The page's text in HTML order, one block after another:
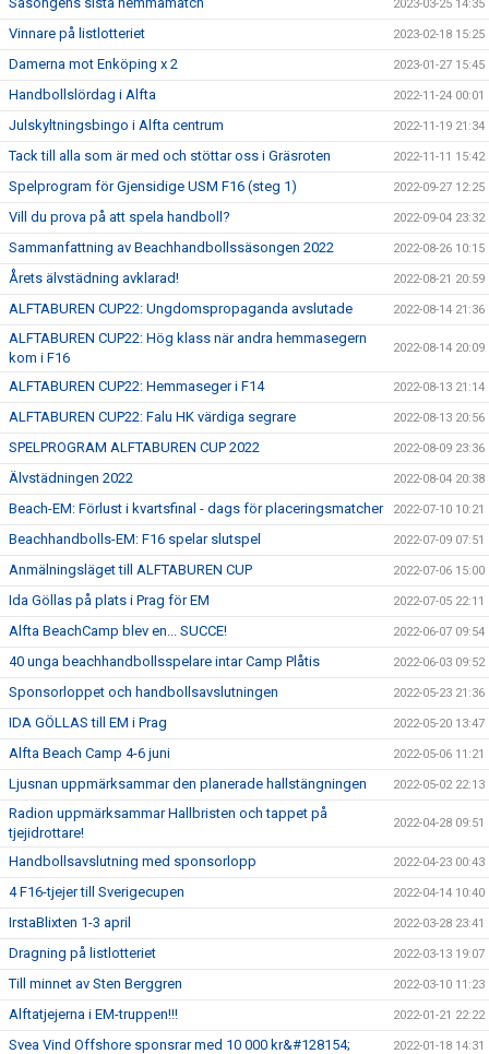
2023-03-25 14:35
Vinnare på listlotteriet 2023-02-18 15:25
Damerna mot Enköping x 2 2023-01-27 15:45
Handbollslördag i Alfta 2022-11-24 00:01
Julskyltningsbingo i Alfta centrum 2022-11-19 21:34
Tack till alla som är med och stöttar oss i Gräsroten 2022-11-11 15:42
Spelprogram för Gjensidige USM F16 (steg 1) 2022-09-27 12:25
Vill du prova på att spela handboll? 2022-09-04 23:32
Sammanfattning av Beachhandbollssäsongen 2022 2022-08-26 10:15
Årets älvstädning avklarad! 2022-08-21 20:59
ALFTABUREN CUP22: Ungdomspropaganda avslutade 2022-08-14 21:36
ALFTABUREN CUP22: Hög klass när andra hemmasegern
kom i F16
2022-08-14 20:09
ALFTABUREN CUP22: Hemmaseger i F14 2022-08-13 21:14
ALFTABUREN CUP22: Falu HK värdiga segrare 2022-08-13 20:56
SPELPROGRAM ALFTABUREN CUP 2022 2022-08-09 23:36
Älvstädningen 2022 2022-08-04 20:38
Beach-EM: Förlust i kvartsfinal - dags för placeringsmatcher 2022-07-10 10:21
Beachhandbolls-EM: F16 spelar slutspel 2022-07-09 07:51
Anmälningsläget till ALFTABUREN CUP 2022-07-06 15:00
Ida Göllas på plats i Prag för EM 2022-07-05 22:11
Alfta BeachCamp blev en... SUCCE! 2022-06-07 09:54
40 unga beachhandbollsspelare intar Camp Plåtis 2022-06-03 09:52
Sponsorloppet och handbollsavslutningen 2022-05-23 21:36
IDA GÖLLAS till EM i Prag 2022-05-20 13:47
Alfta Beach Camp 4-6 juni 2022-05-06 11:21
Ljusnan uppmärksammar den planerade hallstängningen 2022-05-02 22:13
Radion uppmärksammar Hallbristen och tappet på
tjejidrottare!
2022-04-28 09:51
Handbollsavslutning med sponsorlopp 2022-04-23 00:43
4 F16-tjejer till Sverigecupen 2022-04-14 10:40
IrstaBlixten 1-3 april 2022-03-28 23:41
Dragning på listlotteriet 2022-03-13 19:07
Till minnet av Sten Berggren 2022-03-10 11:23
Alftatjejerna i EM-truppen!!! 2022-01-21 22:22
Svea Vind Offshore sponsrar med 10 000 kr&#128154; 2022-01-18 14:31